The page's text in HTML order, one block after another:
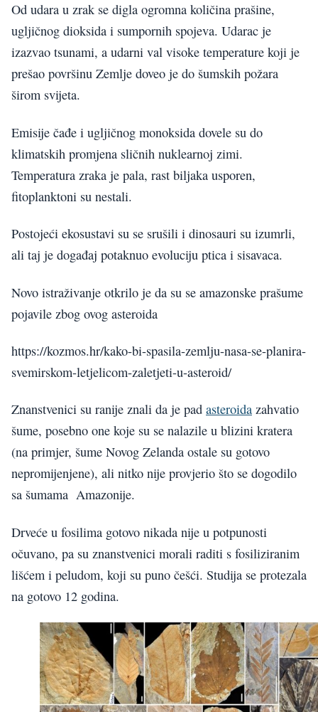
Od udara u zrak se digla ogromna količina prašine,
ugljičnog dioksida i sumpornih spojeva. Udarac je
izazvao tsunami, a udarni val visoke temperature koji je
prešao površinu Zemlje doveo je do šumskih požara
širom svijeta.
Emisije čađe i ugljičnog monoksida dovele su do
klimatskih promjena sličnih nuklearnoj zimi.
Temperatura zraka je pala, rast biljaka usporen,
fitoplanktoni su nestali.
Postojeći ekosustavi su se srušili i dinosauri su izumrli,
ali taj je događaj potaknuo evoluciju ptica i sisavaca.
Novo istraživanje otkrilo je da su se amazonske prašume
pojavile zbog ovog asteroida
https://kozmos.hr/kako-bi-spasila-zemlju-nasa-se-planira-
svemirskom-letjelicom-zaletjeti-u-asteroid/
Znanstvenici su ranije znali da je pad asteroida zahvatio
šume, posebno one koje su se nalazile u blizini kratera
(na primjer, šume Novog Zelanda ostale su gotovo
nepromijenjene), ali nitko nije provjerio što se dogodilo
sa šumama Amazonije.
Drveće u fosilima gotovo nikada nije u potpunosti
očuvano, pa su znanstvenici morali raditi s fosiliziranim
lišćem i peludom, koji su puno češći. Studija se protezala
na gotovo 12 godina.